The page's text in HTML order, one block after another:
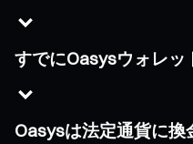
すでにOasysウォレッ
Oasysは法定通貨に換